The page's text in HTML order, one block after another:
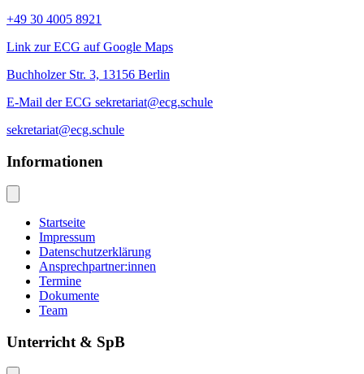
+49 30 4005 8921
Link zur ECG auf Google Maps
Buchholzer Str. 3, 13156 Berlin
E-Mail der ECG sekretariat@ecg.schule
sekretariat@ecg.schule
Informationen
Startseite
Impressum
Datenschutzerklärung
Ansprechpartner:innen
Termine
Dokumente
Team
Unterricht & SpB